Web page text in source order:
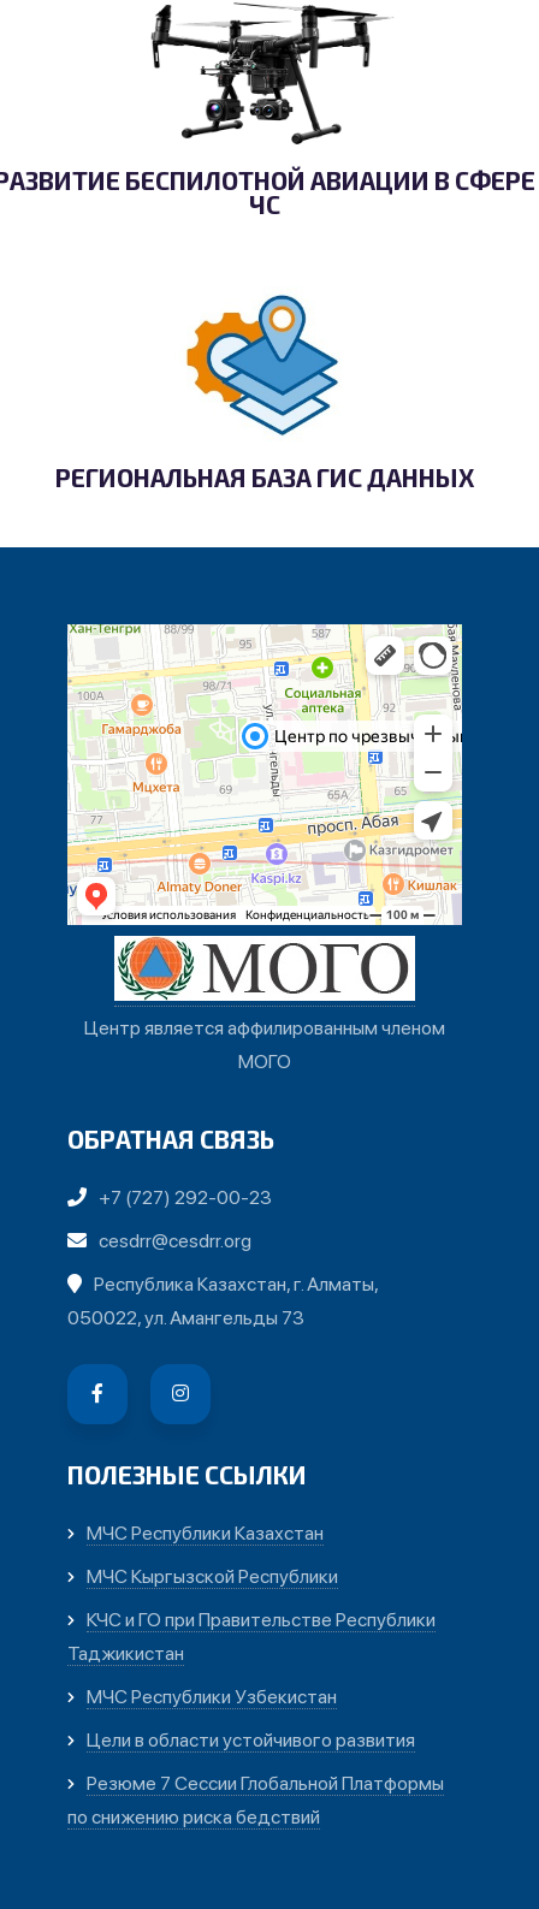
БЕСПИЛОТНОЙ АВИАЦИИ В СФЕРЕ
ЧС
РЕГИОНАЛЬНАЯ БАЗА ГИС ДАННЫХ
Центр является аффилированным членом
МОГО
ОБРАТНАЯ СВЯЗЬ
+7 (727) 292-00-23
cesdrr@cesdrr.org
Республика Казахстан, г. Алматы,
050022, ул. Амангельды 73
ПОЛЕЗНЫЕ ССЫЛКИ
МЧС Республики Казахстан
МЧС Кыргызской Республики
КЧС и ГО при Правительстве Республики
Таджикистан
МЧС Республики Узбекистан
Цели в области устойчивого развития
Резюме 7 Сессии Глобальной Платформы
по снижению риска бедствий